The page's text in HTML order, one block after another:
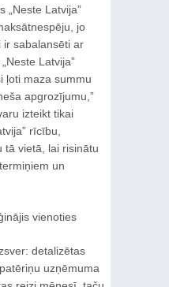
„Neste Latvija”
jo
sabalansēti ar
Latvija”
ļoti maza summu
apgrozījumu,”
izteikt tikai
rīcību,
tā vietā, lai risinātu
un
vienoties
detalizētas
uzņēmuma